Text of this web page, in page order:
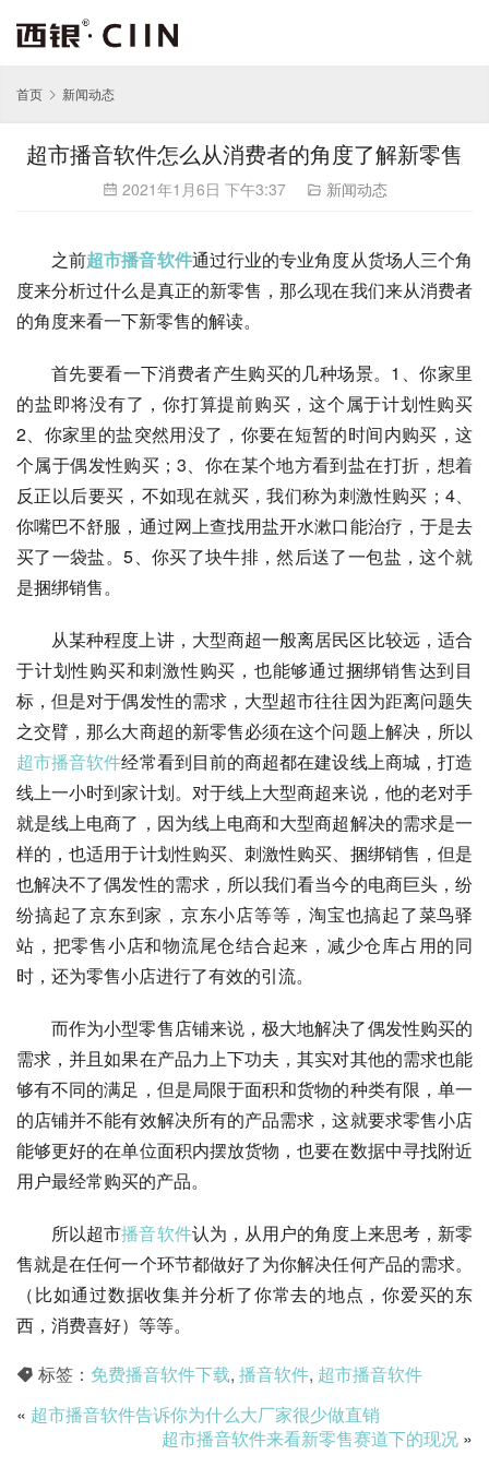
首页 新闻动态
超市播音软件怎么从消费者的角度了解新零售
2021年1月6日 下午3:37 新闻动态
之前超市播音软件通过行业的专业角度从货场人三个角
度来分析过什么是真正的新零售，那么现在我们来从消费者
的角度来看一下新零售的解读。
首先要看一下消费者产生购买的几种场景。1、你家里
的盐即将没有了，你打算提前购买，这个属于计划性购买
2、你家里的盐突然用没了，你要在短暂的时间内购买，这
个属于偶发性购买；3、你在某个地方看到盐在打折，想着
反正以后要买，不如现在就买，我们称为刺激性购买；4、
你嘴巴不舒服，通过网上查找用盐开水漱口能治疗，于是去
买了一袋盐。5、你买了块牛排，然后送了一包盐，这个就
是捆绑销售。
从某种程度上讲，大型商超一般离居民区比较远，适合
于计划性购买和刺激性购买，也能够通过捆绑销售达到目
标，但是对于偶发性的需求，大型超市往往因为距离问题失
之交臂，那么大商超的新零售必须在这个问题上解决，所以
超市播音软件经常看到目前的商超都在建设线上商城，打造
线上一小时到家计划。对于线上大型商超来说，他的老对手
就是线上电商了，因为线上电商和大型商超解决的需求是一
样的，也适用于计划性购买、刺激性购买、捆绑销售，但是
也解决不了偶发性的需求，所以我们看当今的电商巨头，纷
纷搞起了京东到家，京东小店等等，淘宝也搞起了菜鸟驿
站，把零售小店和物流尾仓结合起来，减少仓库占用的同
时，还为零售小店进行了有效的引流。
而作为小型零售店铺来说，极大地解决了偶发性购买的
需求，并且如果在产品力上下功夫，其实对其他的需求也能
够有不同的满足，但是局限于面积和货物的种类有限，单一
的店铺并不能有效解决所有的产品需求，这就要求零售小店
能够更好的在单位面积内摆放货物，也要在数据中寻找附近
用户最经常购买的产品。
所以超市播音软件认为，从用户的角度上来思考，新零
售就是在任何一个环节都做好了为你解决任何产品的需求。
（比如通过数据收集并分析了你常去的地点，你爱买的东
西，消费喜好）等等。
标签： 免费播音软件下载, 播音软件, 超市播音软件
« 超市播音软件告诉你为什么大厂家很少做直销
超市播音软件来看新零售赛道下的现况 »